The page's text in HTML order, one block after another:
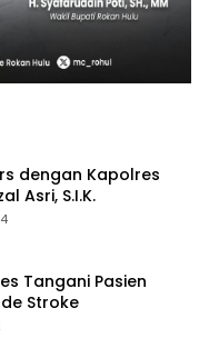
dengan Kapolres
Asri, S.I.K.
Tangani Pasien
Stroke